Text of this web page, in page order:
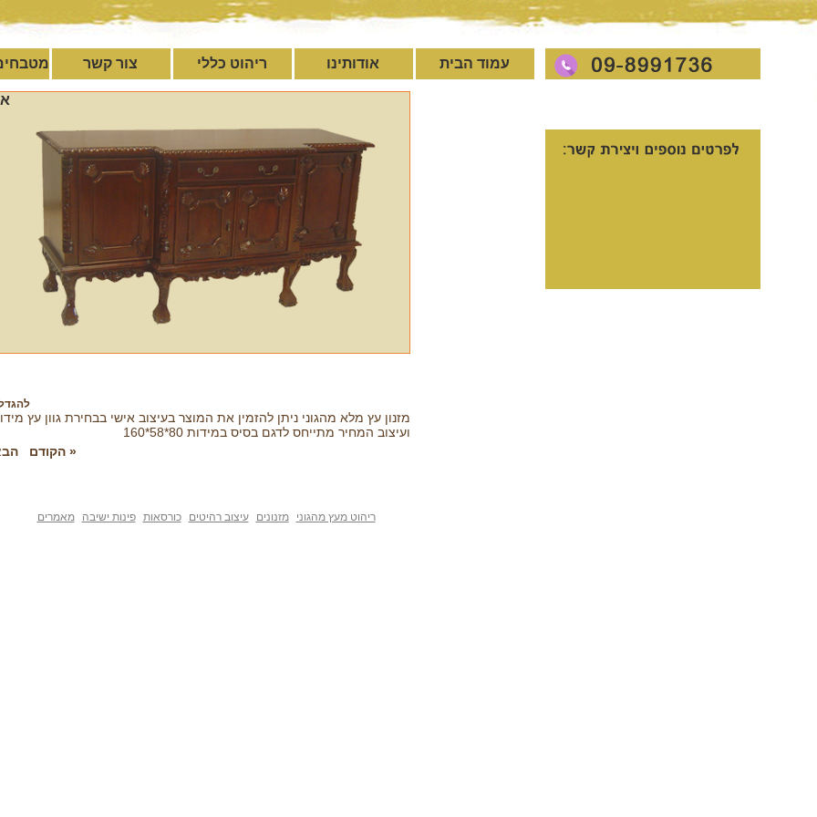
עמוד הבית אודותינו ריהוט כללי צור קשר
מזנון עץ מלא מהגוני ניתן להזמין את המוצר בעיצוב אישי בבחירת גוון עץ
ועיצוב המחיר מתייחס לדגם בסיס במידות 80*58*160
« הקודם
ריהוט מעץ מהגוני מזנונים עיצוב רהיטים כורסאות פינות ישיבה מאמרים